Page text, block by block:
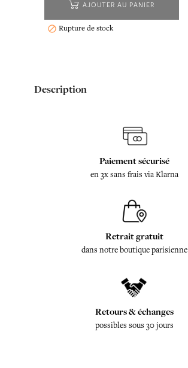
AJOUTER AU PANIER
 Rupture de stock
Description
Paiement sécurisé
en 3x sans frais via Klarna
Retrait gratuit
dans notre boutique parisienne
Retours & échanges
possibles sous 30 jours